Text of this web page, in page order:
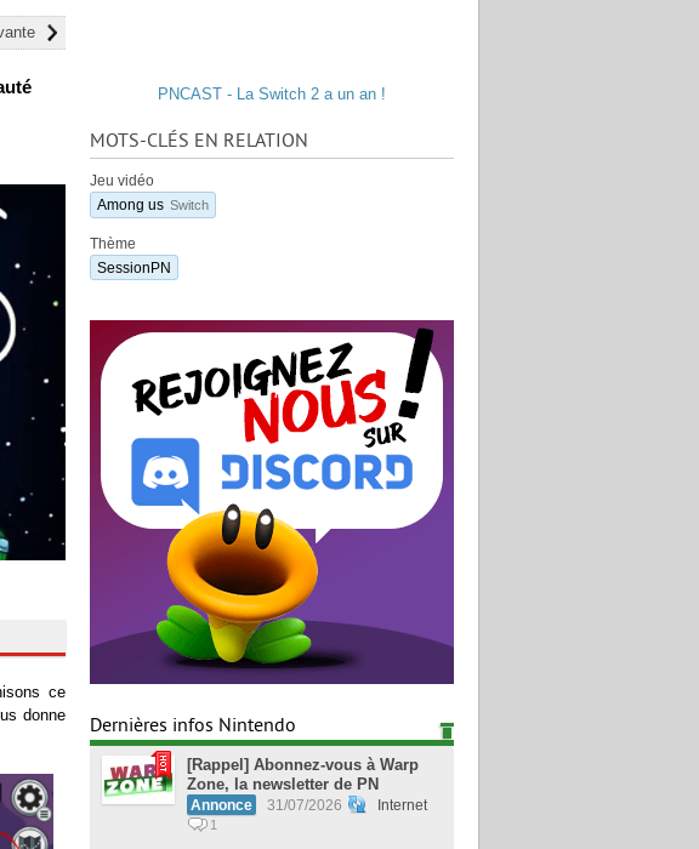
ce
donne
PNCAST - La Switch 2 a un an !
MOTS-CLÉS EN RELATION
Jeu vidéo
Among us Switch
Thème
SessionPN
Dernières infos Nintendo
[Rappel] Abonnez-vous à Warp
Zone, la newsletter de PN
Annonce 31/07/2026 Internet
1